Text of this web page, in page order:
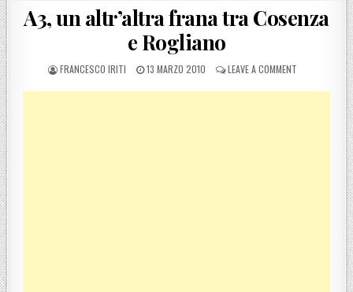
A3, un altr’altra frana tra Cosenza
e Rogliano
POSTED BY
FRANCESCO IRITI POSTED ON
13 MARZO 2010 LEAVE A COMMENT ON A3, UN